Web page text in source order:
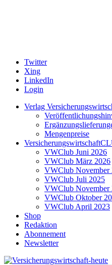
Twitter
Xing
LinkedIn
Login
Verlag
Mengenpreise
VWClub Juni 2026
VWClub März 2026
VWClub November
VWClub Juli 2025
VWClub November
VWClub Oktober
VWClub April 2023
Shop
Redaktion
Abonnement
Newsletter